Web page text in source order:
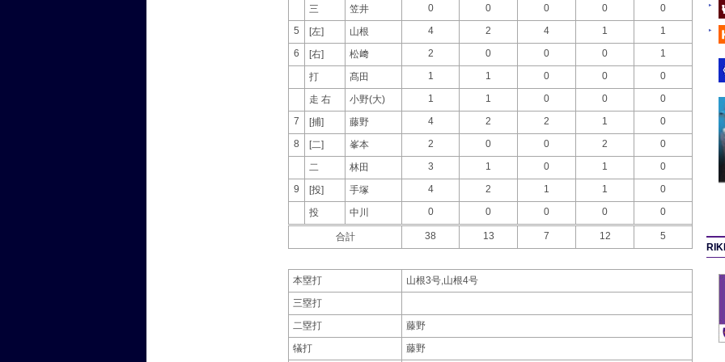
三 笠井 0 0 0 0
0
5
[左] 山根 4 2 4 1
1
6
[右] 松﨑 2 0 0 0 1
打 髙田 1 1 0 0 0
走 右 小野(大) 1 1 0 0
0
7
[捕] 藤野 4 2 2 1
0
8
[二] 峯本 2 0 0 2 0
二 林田 3 1 0 1
0
9
[投] 手塚 4 2 1 1 0
投 中川 0 0 0 0 0
合計 38 13 7 12 5
本塁打
山根3号,山根4号
三塁打
二塁打
藤野
犠打
藤野